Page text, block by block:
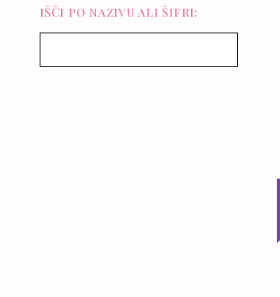
IŠČI PO NAZIVU ALI ŠIFRI: